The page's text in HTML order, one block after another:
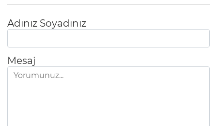
Adınız Soyadınız
Mesaj